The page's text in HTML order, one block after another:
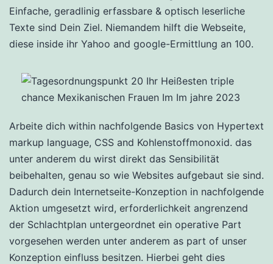
Einfache, geradlinig erfassbare & optisch leserliche
Texte sind Dein Ziel. Niemandem hilft die Webseite,
diese inside ihr Yahoo and google-Ermittlung an 100.
Arbeite dich within nachfolgende Basics von Hypertext
markup language, CSS and Kohlenstoffmonoxid. das
unter anderem du wirst direkt das Sensibilität
beibehalten, genau so wie Websites aufgebaut sie sind.
Dadurch dein Internetseite-Konzeption in nachfolgende
Aktion umgesetzt wird, erforderlichkeit angrenzend
der Schlachtplan untergeordnet ein operative Part
vorgesehen werden unter anderem as part of unser
Konzeption einfluss besitzen. Hierbei geht dies